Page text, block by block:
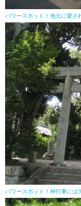
パワースポット！地元に愛さ
パワースポット！神行事には